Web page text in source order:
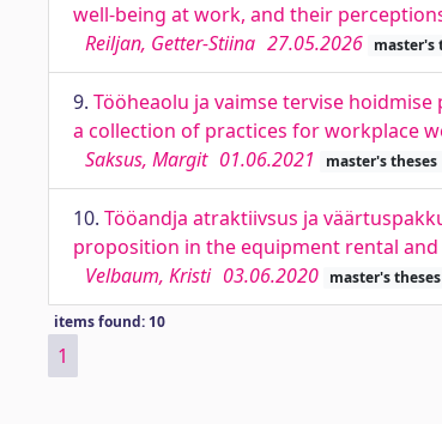
well-being at work, and their
Reiljan, Getter-Stiina 27.05.2026 master's
9. Tööheaolu ja vaimse tervise
a collection of practices for workplace
Saksus, Margit 01.06.2021 master's theses
10. Tööandja atraktiivsus ja
proposition in the equipment rental and
Velbaum, Kristi 03.06.2020 master's theses
items found: 10
1